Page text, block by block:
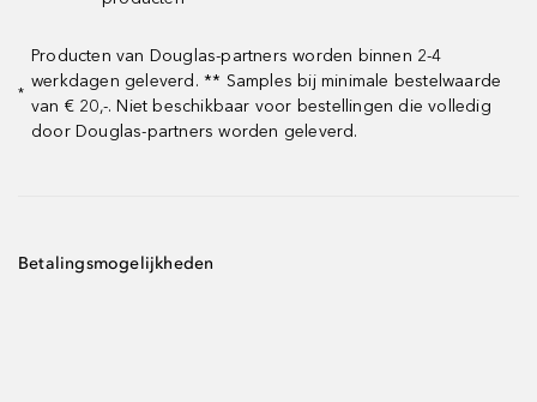
*
Producten van Douglas-partners worden binnen 2-4
werkdagen geleverd. ** Samples bij minimale bestelwaarde
van € 20,-. Niet beschikbaar voor bestellingen die volledig
door Douglas-partners worden geleverd.
Betalingsmogelijkheden